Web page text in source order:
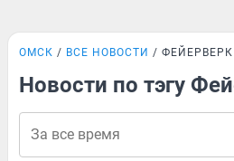
ОМСК ВСЕ НОВОСТИ ФЕЙЕРВЕРК
Новости по тэгу